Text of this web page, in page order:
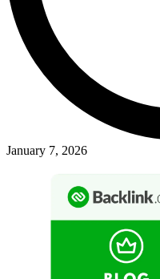
January 7, 2026